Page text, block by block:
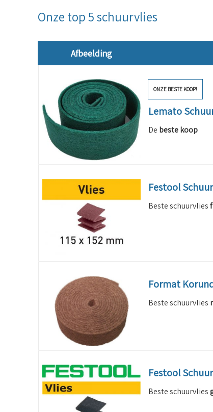
Onze top 5 schuurvlies
Afbeelding
ONZE BESTE KOOP!
Lemato
De bestekoop
Festool
Beste schuurvlies
Format
Beste schuurvlies
Festool
Beste schuurvlies